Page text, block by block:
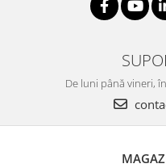
De luni până vineri,